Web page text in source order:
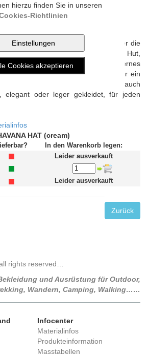
hierzu finden Sie in unseren
Richtlinien
HAVANA HAT (cream)
engen Gassen von Alt-Havanna oder die
schlendern, dies ist der Hut,
Atmungsaktives Material, internes
Krempe im Fedora-Stil sorgen für ein
Die Havanna ist sowohl im In- als auch
elegant oder leger gekleidet, für jeden
HAT (cream)
In den Warenkorb legen:
Leider ausverkauft
Leider ausverkauft
Zurück
rights reserved…
und Ausrüstung für Outdoor,
Wandern, Camping, Walking……
Infocenter
Materialinfos
Produkteinformation
Masstabellen